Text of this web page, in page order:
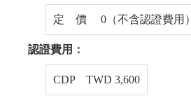
定 價 0（不含認證費用）
認證費用：
CDP TWD 3,600